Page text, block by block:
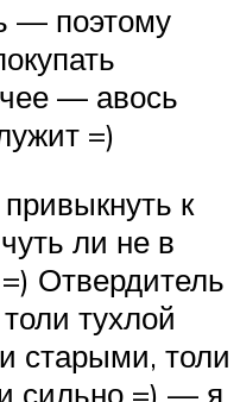
— поэтому
— авось
=)
к
ли не в
Отвердитель
тухлой
старыми, толи
сильно =) — я